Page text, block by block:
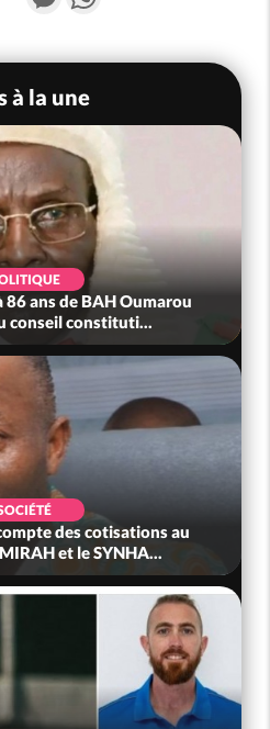
à la une
86 ans de BAH Oumarou
conseil constituti...
des cotisations au
et le SYNHA...